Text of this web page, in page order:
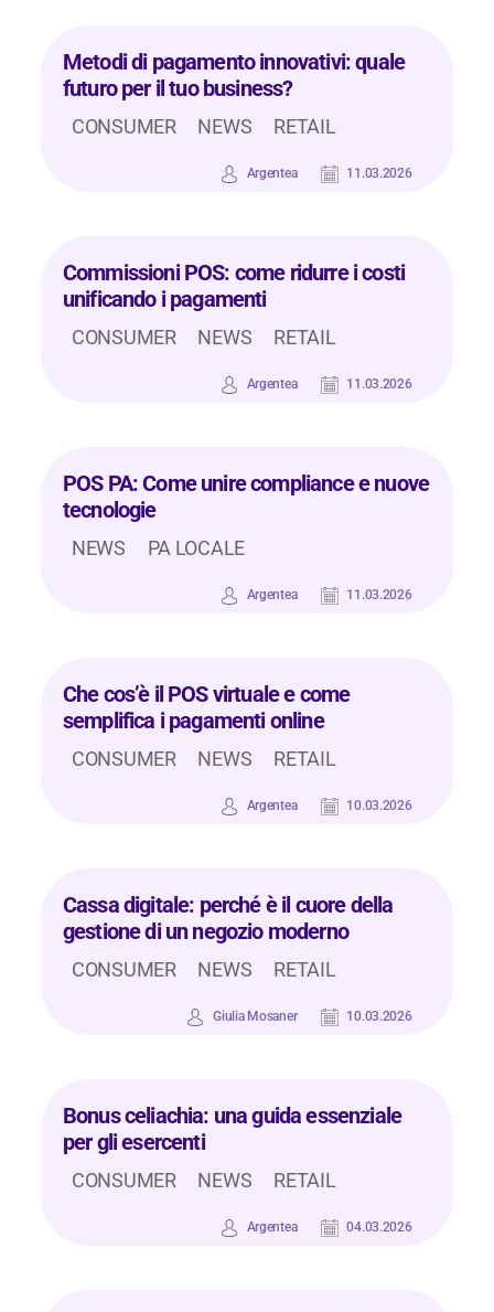
Metodi di pagamento innovativi: quale
futuro per il tuo business?
CONSUMER NEWS RETAIL
Argentea 11.03.2026
Commissioni POS: come ridurre i costi
unificando i pagamenti
CONSUMER NEWS RETAIL
Argentea 11.03.2026
POS PA: Come unire compliance e nuove
tecnologie
NEWS PA LOCALE
Argentea 11.03.2026
Che cos’è il POS virtuale e come
semplifica i pagamenti online
CONSUMER NEWS RETAIL
Argentea 10.03.2026
Cassa digitale: perché è il cuore della
gestione di un negozio moderno
CONSUMER NEWS RETAIL
Giulia Mosaner 10.03.2026
Bonus celiachia: una guida essenziale
per gli esercenti
CONSUMER NEWS RETAIL
Argentea 04.03.2026